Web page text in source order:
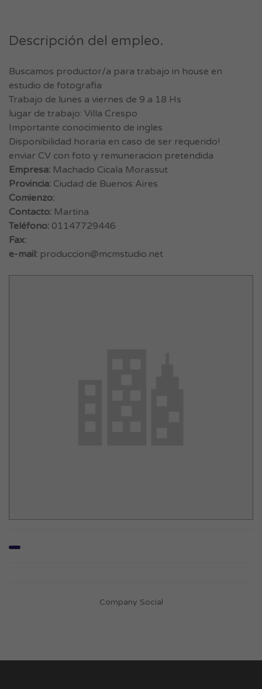
Descripción del empleo.
Buscamos productor/a para trabajo in house en
estudio de fotografia
Trabajo de lunes a viernes de 9 a 18 Hs
lugar de trabajo: Villa Crespo
Importante conocimiento de ingles
Disponibilidad horaria en caso de ser requerido!
enviar CV con foto y remuneracion pretendida
Empresa: Machado Cicala Morassut
Provincia: Ciudad de Buenos Aires
Comienzo:
Contacto: Martina
Teléfono: 01147729446
Fax:
e-mail: produccion@mcmstudio.net
Company Social